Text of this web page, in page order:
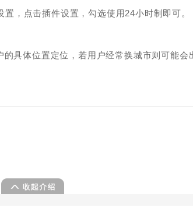
，点击插件设置，勾选使用24小时制即可。
具体位置定位，若用户经常换城市则可能会